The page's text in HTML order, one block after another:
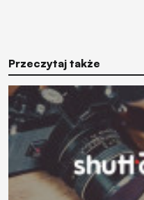
Przeczytaj także